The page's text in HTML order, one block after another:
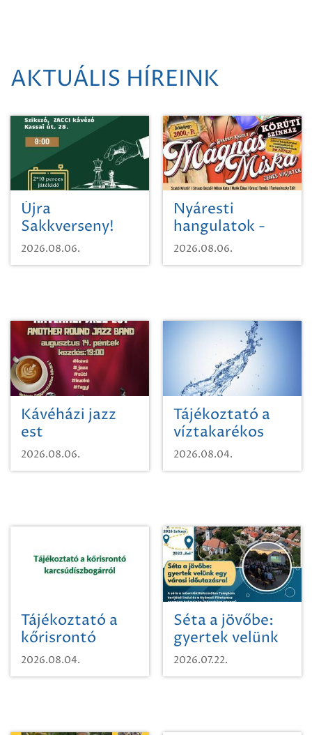
AKTUÁLIS HÍREINK
Újra
Sakkverseny!
2026.08.06.
Nyáresti
hangulatok -
Mágnás Miska
2026.08.06.
Kávéházi jazz
est
2026.08.06.
Tájékoztató a
víztakarékos
vízhasználatról
2026.08.04.
Tájékoztató a
kőrisrontó
karcsúdíszbogárról
2026.08.04.
Séta a jövőbe:
gyertek velünk
egy városi
időutazásra!
2026.07.22.